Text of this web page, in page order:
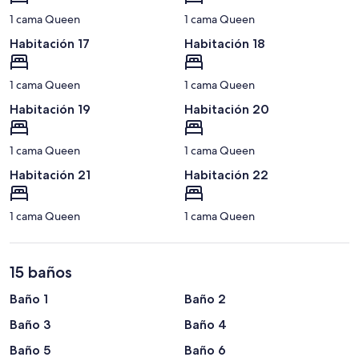
1 cama Queen 1 cama Queen
Habitación 17
1 cama Queen
Habitación 18
1 cama Queen
Habitación 19
1 cama Queen
Habitación 20
1 cama Queen
Habitación 21
1 cama Queen
Habitación 22
1 cama Queen
15 baños
Baño 1
Baño 2
Baño 3
Baño 4
Baño 5
Baño 6